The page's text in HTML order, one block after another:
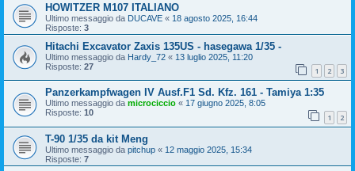
HOWITZER M107 ITALIANO
Ultimo messaggio da DUCAVE « 18 agosto 2025, 16:44
Risposte: 3
Hitachi Excavator Zaxis 135US - hasegawa 1/35 -
Ultimo messaggio da Hardy_72 « 13 luglio 2025, 11:20
Risposte: 27 1 2 3
Panzerkampfwagen IV Ausf.F1 Sd. Kfz. 161 - Tamiya 1:35
Ultimo messaggio da microciccio « 17 giugno 2025, 8:05
Risposte: 10 1 2
T-90 1/35 da kit Meng
Ultimo messaggio da pitchup « 12 maggio 2025, 15:34
Risposte: 7